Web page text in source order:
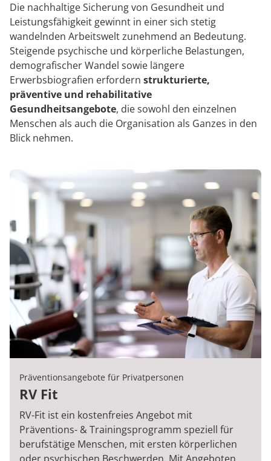
Die nachhaltige Sicherung von Gesundheit und
Leistungsfähigkeit gewinnt in einer sich stetig
wandelnden Arbeitswelt zunehmend an Bedeutung.
Steigende psychische und körperliche Belastungen,
demografischer Wandel sowie längere
Erwerbsbiografien erfordern strukturierte,
präventive und rehabilitative
Gesundheitsangebote, die sowohl den einzelnen
Menschen als auch die Organisation als Ganzes in den
Blick nehmen.
Präventionsangebote für Privatpersonen
RV Fit
RV-Fit ist ein kostenfreies Angebot mit
Präventions- & Trainingsprogramm speziell für
berufstätige Menschen, mit ersten körperlichen